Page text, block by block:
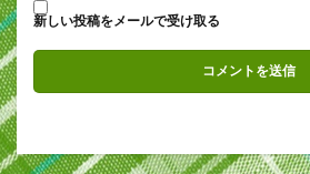
新しい投稿をメールで受け取る